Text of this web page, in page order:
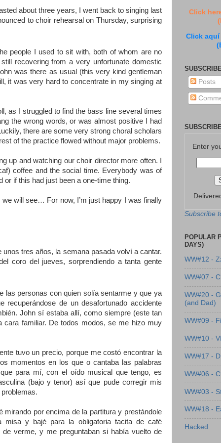
about three years, I went back to singing last
to choir rehearsal on Thursday, surprising
people I used to sit with, both of whom are no
recovering from a very unfortunate domestic
was there as usual (this very kind gentleman
it was very hard to concentrate in my singing at
as I struggled to find the bass line several times
the wrong words, or was almost positive I had
there are some very strong choral scholars
of the practice flowed without major problems.
up and watching our choir director more often. I
coffee and the social time. Everybody was of
if this had just been a one-time thing.
we will see… For now, I’m just happy I was finally
tres años, la semana pasada volví a cantar.
coro del jueves, sorprendiendo a tanta gente
las personas con quien solía sentarme y que ya
recuperándose de un desafortunado accidente
John sí estaba allí, como siempre (este tan
cara familiar. De todos modos, se me hizo muy
tuvo un precio, porque me costó encontrar la
momentos en los que o cantaba las palabras
para mí, con el oído musical que tengo, es
(bajo y tenor) así que pude corregir mis
por encima de la partitura y prestándole
y bajé para la obligatoria tacita de café
verme, y me preguntaban si había vuelto de
Click
Click aquí
Posts
Enter
Subscribe
POPULAR
DAYS)
WW#12 -
WW#07 -
WW#20 -
(and Dad)
WW#09 -
WW#10 -
WW#17 -
WW#06 -
WW#03 -
WW#18 -
Hacked